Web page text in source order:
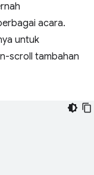
acara.
untuk
scroll tambahan